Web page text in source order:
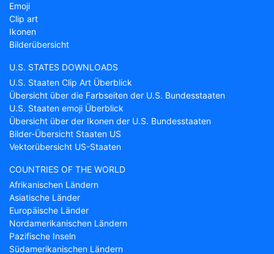
Emoji
Clip art
Ikonen
Bilderübersicht
U.S. STATES DOWNLOADS
U.S. Staaten Clip Art Überblick
Übersicht über die Farbseiten der U.S. Bundesstaaten
U.S. Staaten emoji Überblick
Übersicht über der Ikonen der U.S. Bundesstaaten
Bilder-Übersicht Staaten US
Vektorübersicht US-Staaten
COUNTRIES OF THE WORLD
Afrikanischen Ländern
Asiatische Länder
Europäische Länder
Nordamerikanischen Ländern
Pazifische Inseln
Südamerikanischen Ländern